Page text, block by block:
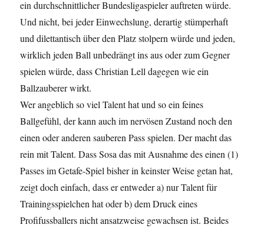
ein durchschnittlicher Bundesligaspieler auftreten würde.
Und nicht, bei jeder Einwechslung, derartig stümperhaft
und dilettantisch über den Platz stolpern würde und jeden,
wirklich jeden Ball unbedrängt ins aus oder zum Gegner
spielen würde, dass Christian Lell dagegen wie ein
Ballzauberer wirkt.
Wer angeblich so viel Talent hat und so ein feines
Ballgefühl, der kann auch im nervösen Zustand noch den
einen oder anderen sauberen Pass spielen. Der macht das
rein mit Talent. Dass Sosa das mit Ausnahme des einen (1)
Passes im Getafe-Spiel bisher in keinster Weise getan hat,
zeigt doch einfach, dass er entweder a) nur Talent für
Trainingsspielchen hat oder b) dem Druck eines
Profifussballers nicht ansatzweise gewachsen ist. Beides